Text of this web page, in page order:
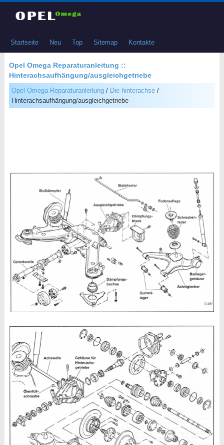
Startseite Neu Top Sitemap Kontakte
Opel Omega Reparaturanleitung ::
Hinterachsaufhängung/ausgleichgetriebe
Opel Omega Reparaturanleitung/ Die hinterachse/
Hinterachsaufhängung/ausgleichgetriebe